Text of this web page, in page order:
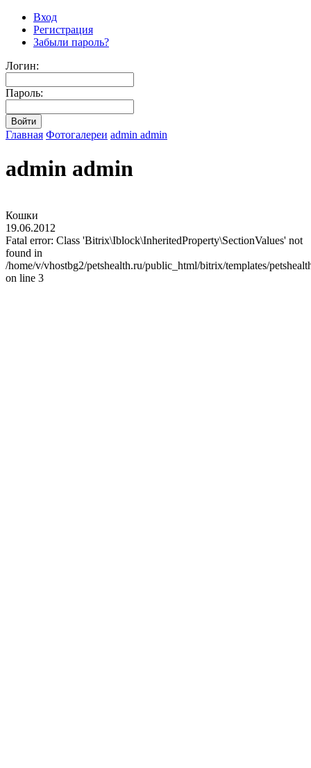
Вход
Регистрация
Забыли пароль?
Логин:
Пароль:
Главная Фотогалереи admin admin
admin admin
Кошки
19.06.2012
Fatal error: Class 'Bitrix\Iblock\InheritedProperty\SectionValues' not
found in
/home/v/vhostbg2/petshealth.ru/public_html/bitrix/templates/
on line 3